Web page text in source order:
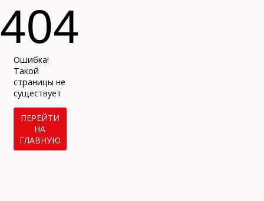
404
Ошибка!
Такой
страницы не
существует
ПЕРЕЙТИ
НА
ГЛАВНУЮ
Контактный телефон
arclinic@mail.ru